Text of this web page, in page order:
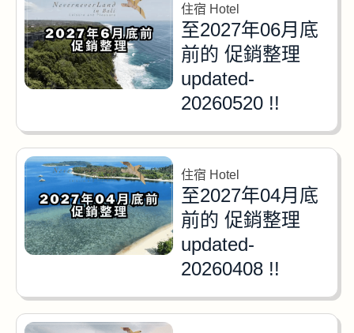
住宿 Hotel
至2027年06月底
前的 促銷整理
updated-
20260520 !!
住宿 Hotel
至2027年04月底
前的 促銷整理
updated-
20260408 !!